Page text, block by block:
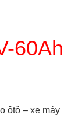
60Ah
ôtô – xe máy